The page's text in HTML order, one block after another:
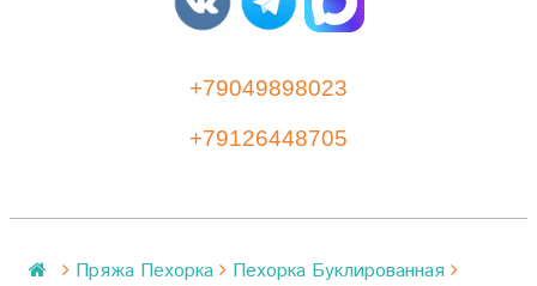
+79049898023
+79126448705
Пряжа Пехорка Пехорка Буклированная